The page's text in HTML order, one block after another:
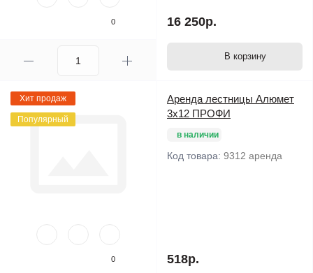
0 16 250р.
В корзину
Хит продаж
Популярный
0
Аренда лестницы Алюмет
3х12 ПРОФИ
в наличии
Код товара: 9312 аренда
518р.